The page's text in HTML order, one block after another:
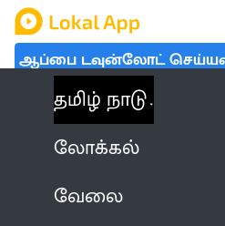
ஆப்பை டவுன்லோட்
தமிழ் நாடு
லோக்கல்
வேலை